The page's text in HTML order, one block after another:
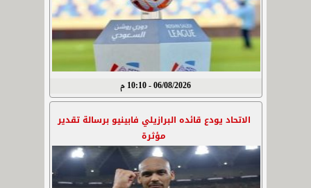
06/08/2026 - 10:10 م
الاتحاد يودع قائده البرازيلي فابينيو برسالة تقدير
مؤثرة